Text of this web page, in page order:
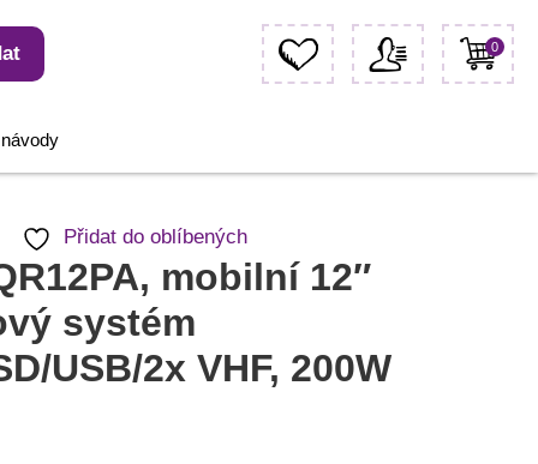
0
Přidat do oblíbených
mobilní 12″
systém
USB/2x VHF, 200W